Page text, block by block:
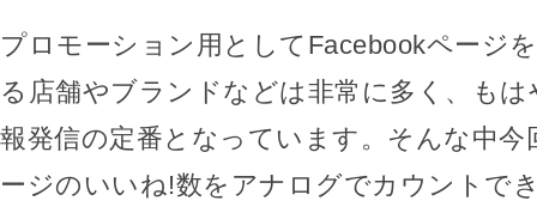
プロモーション用としてFacebookページ
る店舗やブランドなどは非常に多く、も
報発信の定番となっています。そんな中今
ージのいいね!数をアナログでカウントで